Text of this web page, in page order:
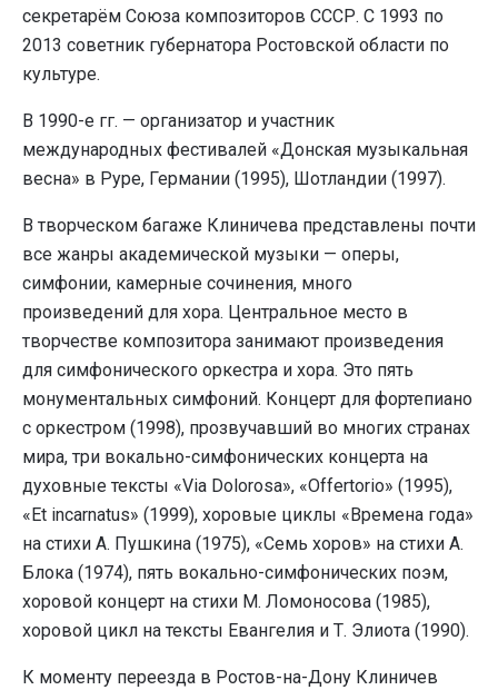
секретарём Союза композиторов СССР. С 1993 по
2013 советник губернатора Ростовской области по
культуре.
В 1990-е гг. — организатор и участник
международных фестивалей «Донская музыкальная
весна» в Руре, Германии (1995), Шотландии (1997).
В творческом багаже Клиничева представлены почти
все жанры академической музыки — оперы,
симфонии, камерные сочинения, много
произведений для хора. Центральное место в
творчестве композитора занимают произведения
для симфонического оркестра и хора. Это пять
монументальных симфоний. Концерт для фортепиано
с оркестром (1998), прозвучавший во многих странах
мира, три вокально-симфонических концерта на
духовные тексты «Via Dolorosa», «Offertorio» (1995),
«Et incarnatus» (1999), хоровые циклы «Времена года»
на стихи А. Пушкина (1975), «Семь хоров» на стихи А.
Блока (1974), пять вокально-симфонических поэм,
хоровой концерт на стихи М. Ломоносова (1985),
хоровой цикл на тексты Евангелия и Т. Элиота (1990).
К моменту переезда в Ростов-на-Дону Клиничев